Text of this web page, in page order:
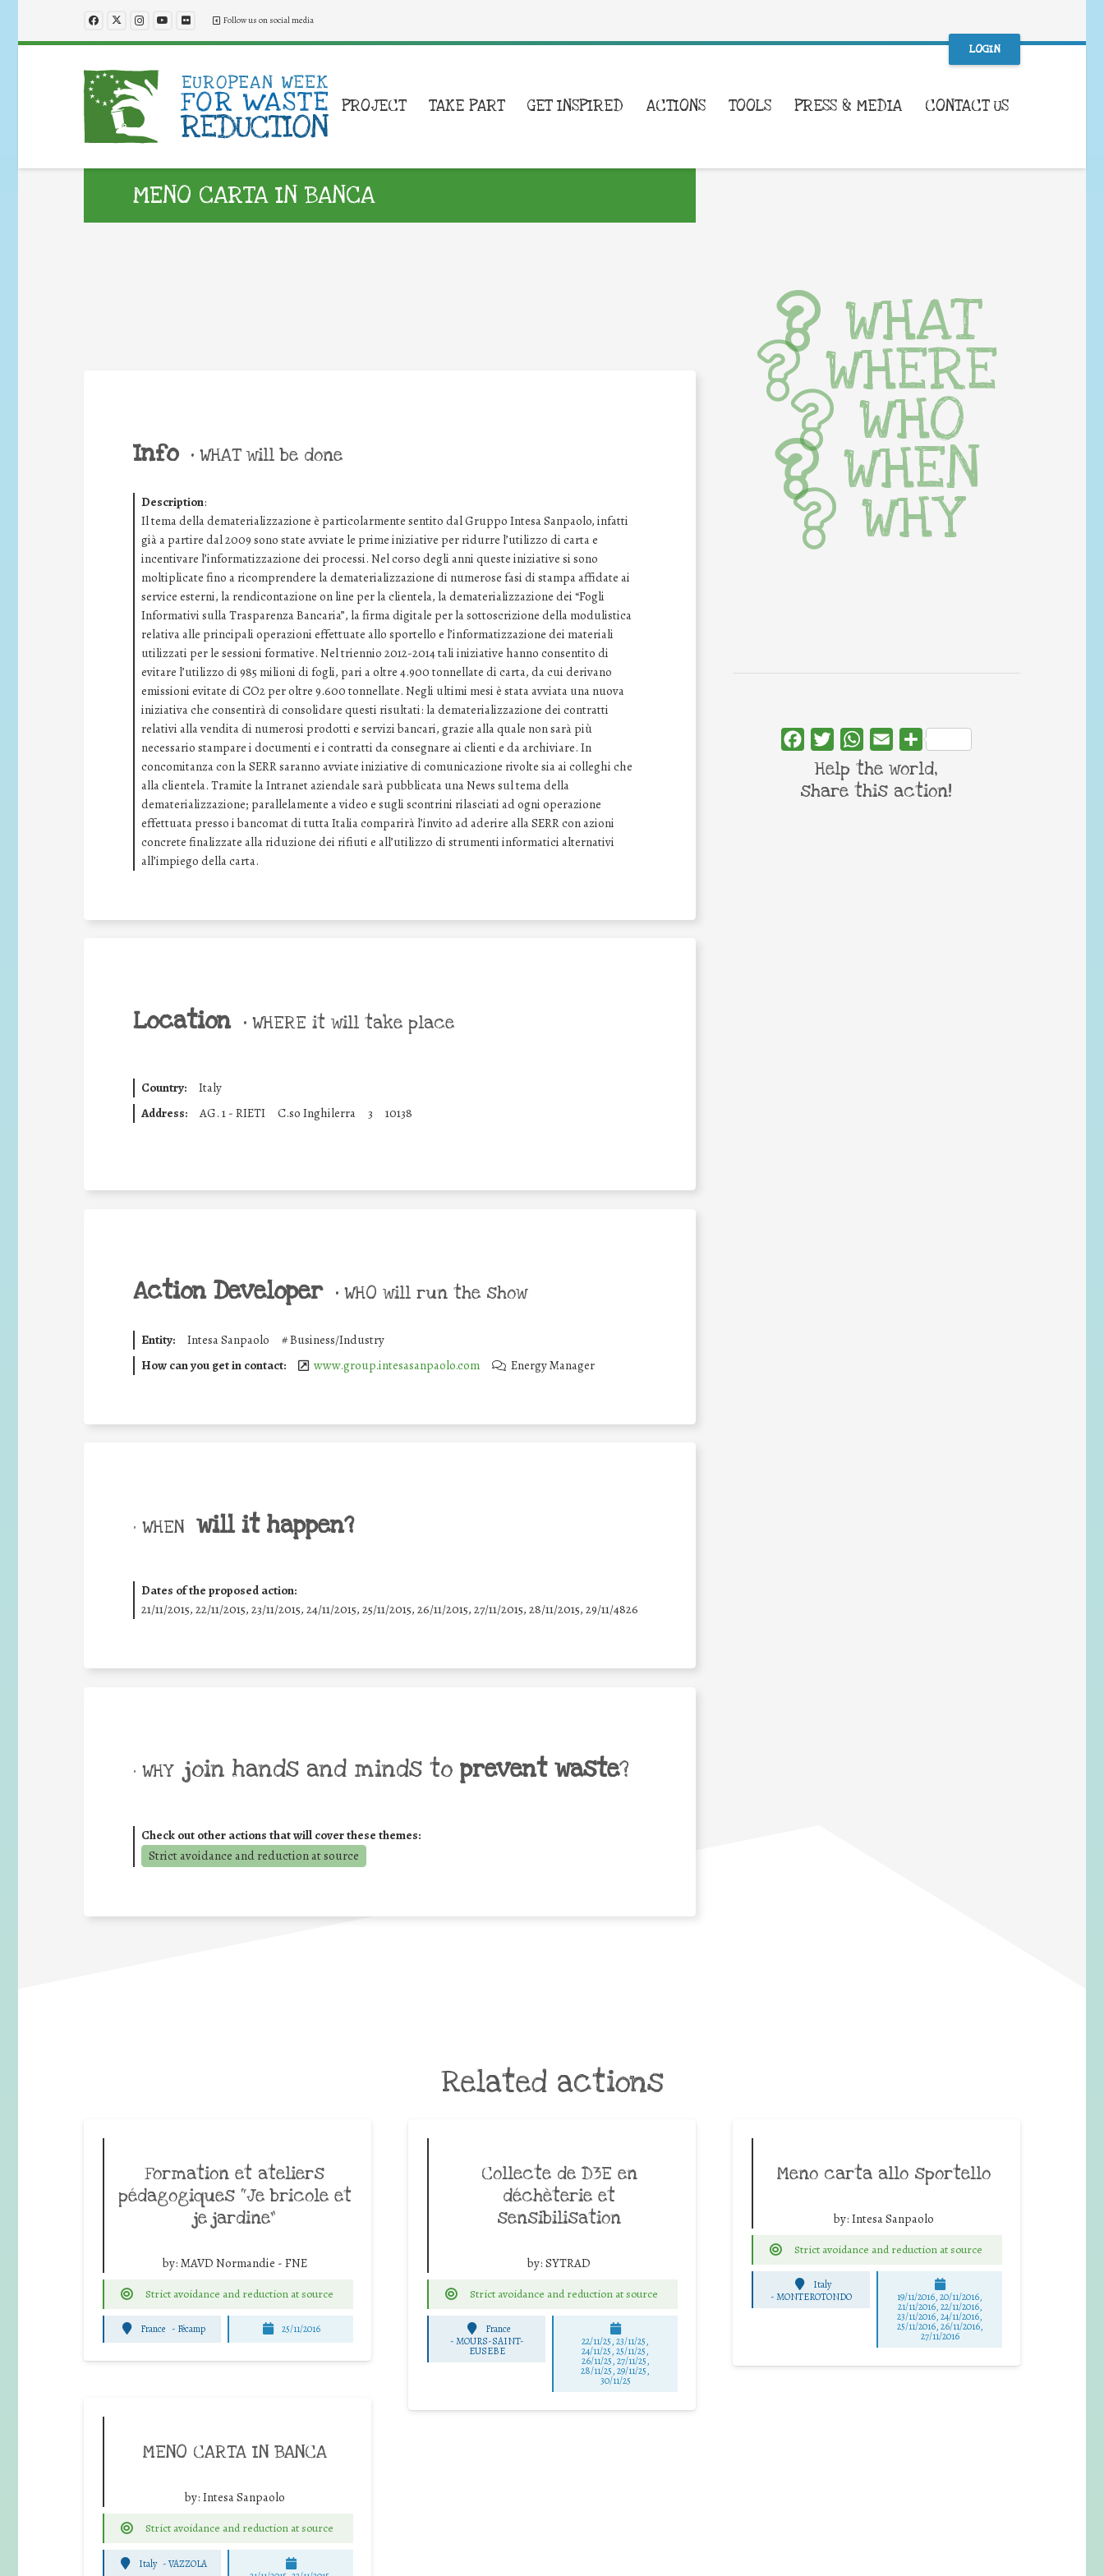
Follow us on social media
LOGIN
PROJECT TAKE PART GET INSPIRED ACTIONS TOOLS PRESS & MEDIA CONTACT US
MENO CARTA IN BANCA
Info • WHAT will be done
Description:
Il tema della dematerializzazione è particolarmente sentito dal Gruppo Intesa Sanpaolo, infatti
già a partire dal 2009 sono state avviate le prime iniziative per ridurre l’utilizzo di carta e
incentivare l’informatizzazione dei processi. Nel corso degli anni queste iniziative si sono
moltiplicate fino a ricomprendere la dematerializzazione di numerose fasi di stampa affidate ai
service esterni, la rendicontazione on line per la clientela, la dematerializzazione dei “Fogli
Informativi sulla Trasparenza Bancaria”, la firma digitale per la sottoscrizione della modulistica
relativa alle principali operazioni effettuate allo sportello e l’informatizzazione dei materiali
utilizzati per le sessioni formative. Nel triennio 2012-2014 tali iniziative hanno consentito di
evitare l’utilizzo di 985 milioni di fogli, pari a oltre 4.900 tonnellate di carta, da cui derivano
emissioni evitate di CO2 per oltre 9.600 tonnellate. Negli ultimi mesi è stata avviata una nuova
iniziativa che consentirà di consolidare questi risultati: la dematerializzazione dei contratti
relativi alla vendita di numerosi prodotti e servizi bancari, grazie alla quale non sarà più
necessario stampare i documenti e i contratti da consegnare ai clienti e da archiviare. In
concomitanza con la SERR saranno avviate iniziative di comunicazione rivolte sia ai colleghi che
alla clientela. Tramite la Intranet aziendale sarà pubblicata una News sul tema della
dematerializzazione; parallelamente a video e sugli scontrini rilasciati ad ogni operazione
effettuata presso i bancomat di tutta Italia comparirà l’invito ad aderire alla SERR con azioni
concrete finalizzate alla riduzione dei rifiuti e all’utilizzo di strumenti informatici alternativi
all’impiego della carta.
Location • WHERE it will take place
Country:
Italy
Address:
AG. 1 - RIETI C.so Inghilerra 3 10138
Action Developer • WHO will run the show
Entity: Intesa Sanpaolo #Business/Industry
How can you get in contact:
www.group.intesasanpaolo.com Energy Manager
• WHEN will it happen?
Dates of the proposed action:
21/11/2015, 22/11/2015, 23/11/2015, 24/11/2015, 25/11/2015, 26/11/2015, 27/11/2015, 28/11/2015, 29/11/4826
• WHY join hands and minds to prevent waste?
Check out other actions that will cover these themes:
Strict avoidance and reduction at source
WHAT
WHERE
WHO
WHEN
WHY
FacebookTwitterWhatsApp
Email Share
Help the world,
share this action!
Related actions
Formation et ateliers
pédagogiques “Je bricole et
je jardine”
by: MAVD Normandie - FNE
Strict avoidance and reduction at source
France - Fécamp 25/11/2016
Collecte de D3E en
déchèterie et
sensibilisation
by: SYTRAD
Strict avoidance and reduction at source
France
-MOURS-SAINT-
EUSEBE
22/11/25,23/11/25,
24/11/25,25/11/25,
26/11/25,27/11/25,
28/11/25,29/11/25,
30/11/25
Meno carta allo sportello
by: Intesa Sanpaolo
Strict avoidance and reduction at source
Italy
-MONTEROTONDO 19/11/2016, 20/11/2016,
21/11/2016, 22/11/2016,
23/11/2016, 24/11/2016,
25/11/2016, 26/11/2016,
27/11/2016
MENO CARTA IN BANCA
by: Intesa Sanpaolo
Strict avoidance and reduction at source
Italy -VAZZOLA